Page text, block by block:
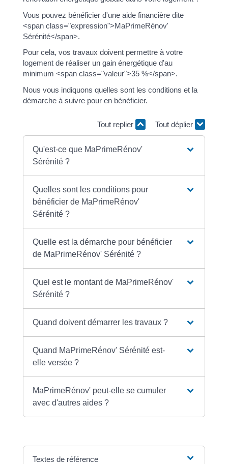
Vous pouvez bénéficier d'une aide financière dite
<span class="expression">MaPrimeRénov'
Sérénité</span>.
Pour cela, vos travaux doivent permettre à votre
logement de réaliser un gain énergétique d'au
minimum <span class="valeur">35 %</span>.
Nous vous indiquons quelles sont les conditions et la
démarche à suivre pour en bénéficier.
Tout replier Tout déplier
Qu'est-ce que MaPrimeRénov'
Sérénité ?
Quelles sont les conditions pour
bénéficier de MaPrimeRénov'
Sérénité ?
Quelle est la démarche pour bénéficier
de MaPrimeRénov' Sérénité ?
Quel est le montant de MaPrimeRénov'
Sérénité ?
Quand doivent démarrer les travaux ?
Quand MaPrimeRénov' Sérénité est-
elle versée ?
MaPrimeRénov' peut-elle se cumuler
avec d'autres aides ?
Textes de référence